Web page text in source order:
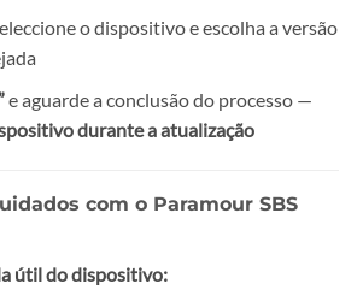
o dispositivo e escolha a versão
e aguarde a conclusão do processo —
durante a atualização
com o Paramour SBS
útil do dispositivo: